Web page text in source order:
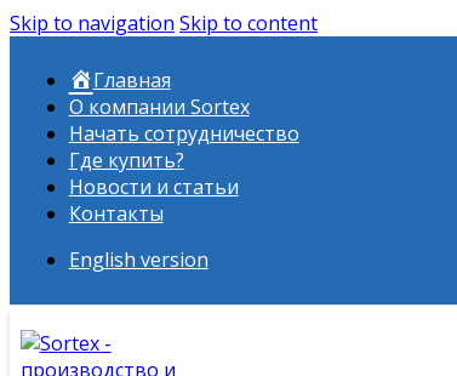
Skip to navigation Skip to content
Главная
О компании Sortex
Начать сотрудничество
Где купить?
Новости и статьи
Контакты
English version